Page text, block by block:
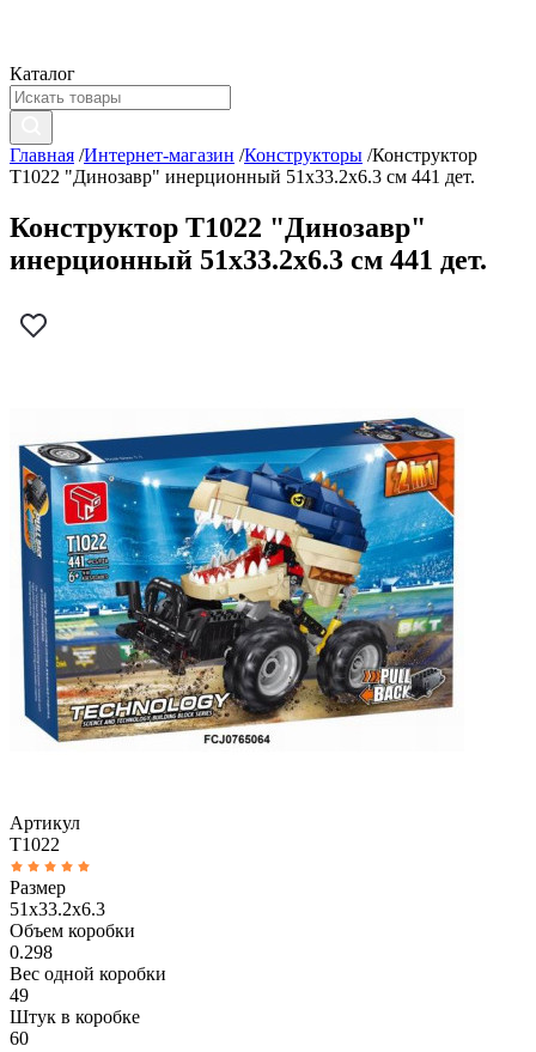
Каталог
Главная /Интернет-магазин /Конструкторы /Конструктор
T1022 "Динозавр" инерционный 51x33.2x6.3 см 441 дет.
Конструктор T1022 "Динозавр"
инерционный 51x33.2x6.3 см 441 дет.
Артикул
T1022
Размер
51x33.2x6.3
Объем коробки
0.298
Вес одной коробки
49
Штук в коробке
60